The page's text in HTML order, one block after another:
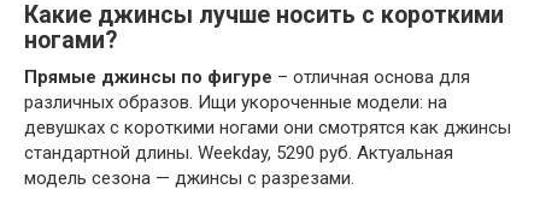
Какие джинсы лучше носить с короткими
ногами?
Прямые джинсы по фигуре – отличная основа для
различных образов. Ищи укороченные модели: на
девушках с короткими ногами они смотрятся как джинсы
стандартной длины. Weekday, 5290 руб. Актуальная
модель сезона — джинсы с разрезами.